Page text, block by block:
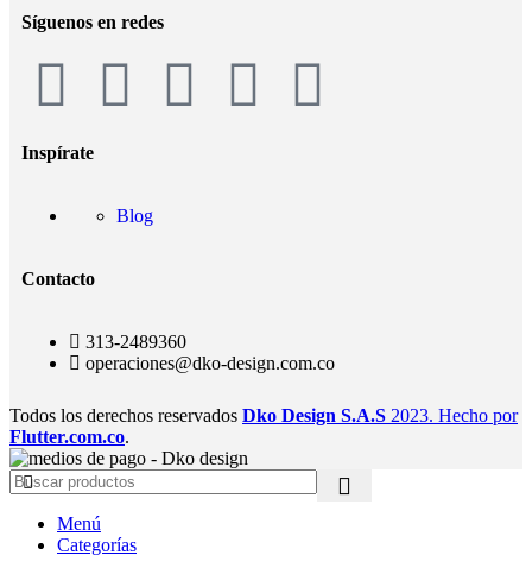
Síguenos en redes
Inspírate
Blog
Contacto
313-2489360
operaciones@dko-design.com.co
Todos los derechos reservados Dko Design S.A.S 2023. Hecho por
Flutter.com.co.
Menú
Categorías